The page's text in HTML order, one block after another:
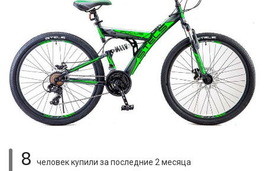
8 человек купили за последние 2 месяца